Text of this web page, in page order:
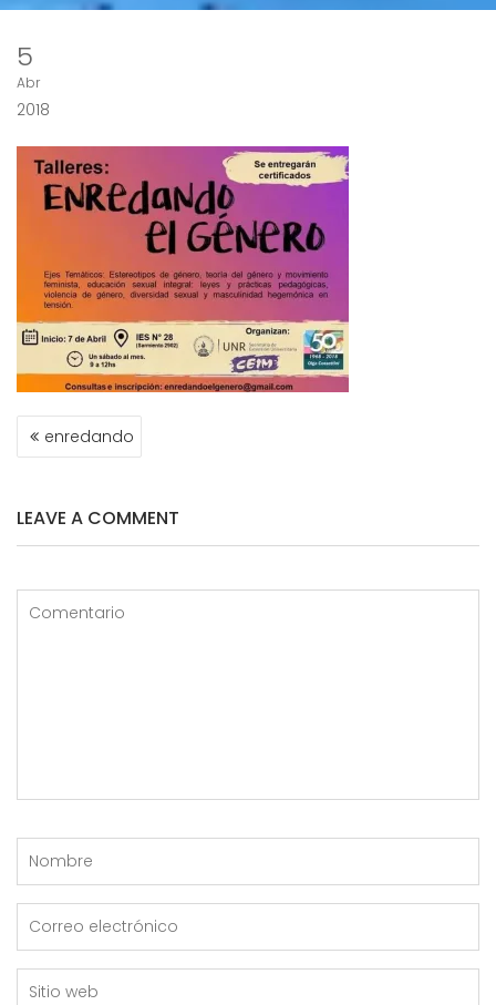
5
Abr
2018
NAVEGACIÓN
DEenredando
LEAVE A COMMENT